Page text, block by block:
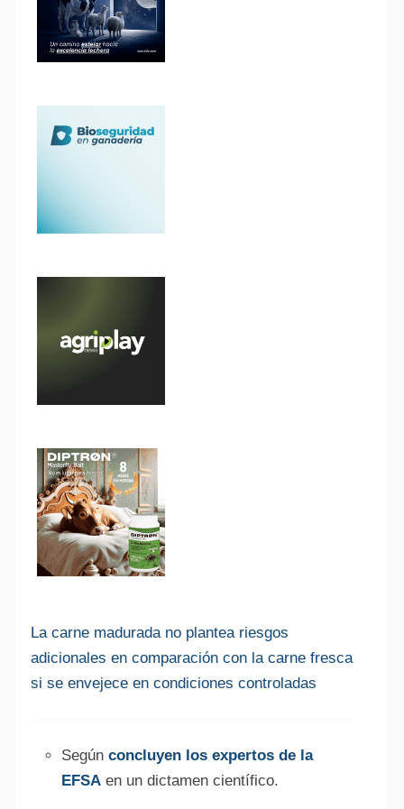
La carne madurada no plantea riesgos
adicionales en comparación con la carne fresca
si se envejece en condiciones controladas
Según concluyen los expertos de la
EFSAen un dictamen científico.